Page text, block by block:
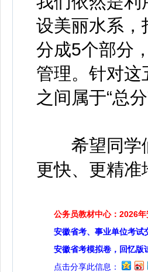
设美丽水系，
分成5个部分
管理。针对这
之间属于“总
希望同学们
更快、更精准
公务员教材中心：2026
安徽省考、事业单位考试
安徽省考模拟卷，回忆版
点击分享此信息：